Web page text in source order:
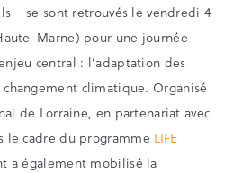
– se sont retrouvés le vendredi 4
Marne) pour une journée
central : l’adaptation des
climatique. Organisé
de Lorraine, en partenariat avec
le cadre du programme LIFE
a également mobilisé la